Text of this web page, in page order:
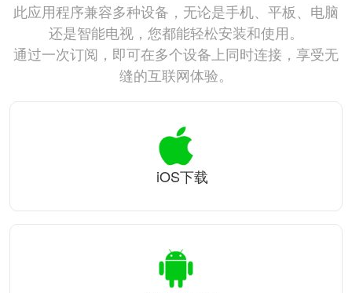
此应用程序兼容多种设备，无论是手机、平板、电脑
还是智能电视，您都能轻松安装和使用。
通过一次订阅，即可在多个设备上同时连接，享受无
缝的互联网体验。
iOS下载